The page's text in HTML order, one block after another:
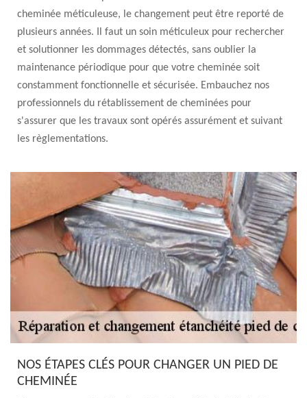
cheminée méticuleuse, le changement peut être reporté de
plusieurs années. Il faut un soin méticuleux pour rechercher
et solutionner les dommages détectés, sans oublier la
maintenance périodique pour que votre cheminée soit
constamment fonctionnelle et sécurisée. Embauchez nos
professionnels du rétablissement de cheminées pour
s'assurer que les travaux sont opérés assurément et suivant
les règlementations.
NOS ÉTAPES CLÉS POUR CHANGER UN PIED DE
CHEMINÉE